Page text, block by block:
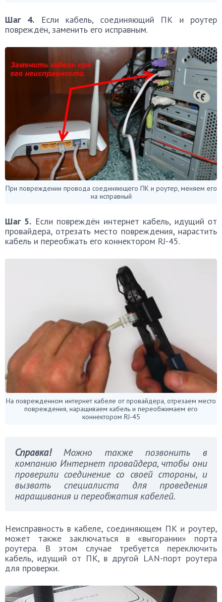
Шаг 4. Если кабель, соединяющий ПК и роутер
повреждён, заменить его исправным.
При повреждении провода соединяющего ПК и роутер, меняем его
на исправный
Шаг 5. Если повреждён интернет кабель, идущий от
провайдера, отрезать место повреждения, нарастить
кабель и переобжать его коннектором RJ-45.
На поврежденном интернет кабеле от провайдера, отрезаем место
повреждения, наращиваем кабель и переобжимаем его
коннектором RJ-45
Справка! Можно также позвонить в
компанию Интернет провайдера, чтобы они
проверили соединение со своей стороны, и
вызвать специалиста для проведения
наращивания и переобжатия кабелей.
Неисправность в кабеле, соединяющем ПК и роутер,
может также заключаться в «выгорании» порта
роутера. В этом случае требуется переключить
кабель, идущий от ПК, в другой LAN-порт роутера
для проверки.